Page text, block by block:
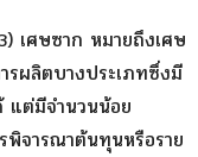
หมายถึงเศษ
รผลิตบางประเภทซึ่งมี
แต่มีจำนวนน้อย
พิจารณาต้นทุนหรือราย